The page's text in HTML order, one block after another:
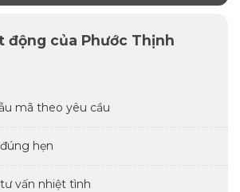
động của Phước Thịnh
mã theo yêu cầu
hẹn
vấn nhiệt tình